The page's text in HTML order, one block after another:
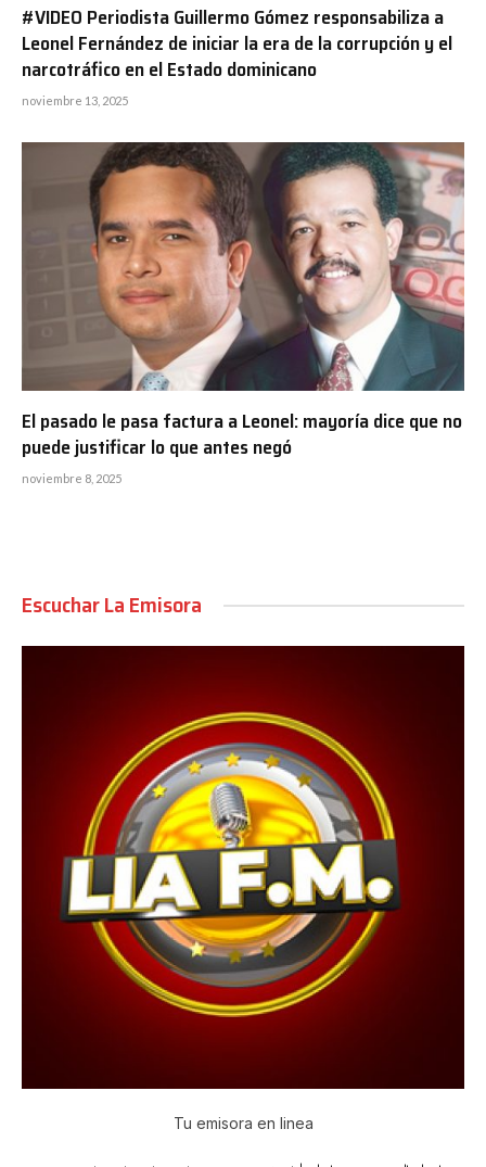
#VIDEO Periodista Guillermo Gómez responsabiliza a
Leonel Fernández de iniciar la era de la corrupción y el
narcotráfico en el Estado dominicano
noviembre 13, 2025
El pasado le pasa factura a Leonel: mayoría dice que no
puede justificar lo que antes negó
noviembre 8, 2025
Escuchar La Emisora
Tu emisora en linea